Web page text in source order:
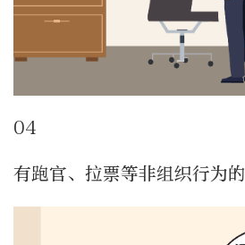
04
有跑官、拉票等非组织行为的